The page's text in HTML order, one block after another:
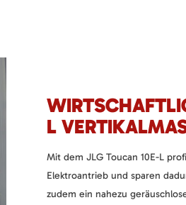
L
Mit dem JLG Toucan 10E-L
Elektroantrieb und sparen
zudem ein nahezu